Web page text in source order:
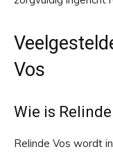
Vos
Wie is
Relinde Vos wordt